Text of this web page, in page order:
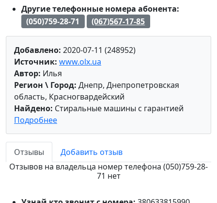
Другие телефонные номера абонента:
(050)759-28-71
(067)567-17-85
Добавлено: 2020-07-11 (248952)
Источник: www.olx.ua
Автор: Илья
Регион \ Город: Днепр, Днепропетровская
область, Красногвардейский
Найдено: Стиральные машины с гарантией
Подробнее
Отзывы
Добавить отзыв
Отзывов на владельца номер телефона (050)759-28-
71 нет